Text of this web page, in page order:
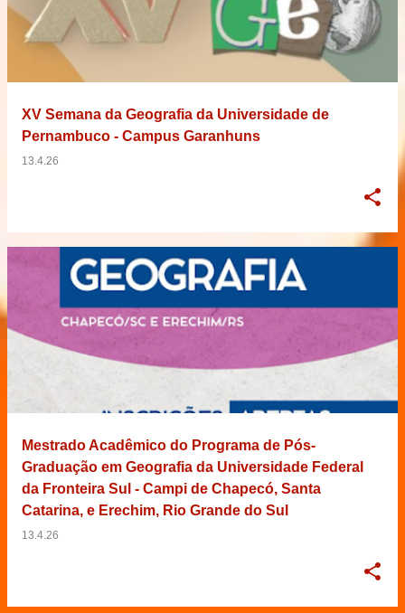
XV Semana da Geografia da Universidade de
Pernambuco - Campus Garanhuns
13.4.26
Mestrado Acadêmico do Programa de Pós-
Graduação em Geografia da Universidade Federal
da Fronteira Sul - Campi de Chapecó, Santa
Catarina, e Erechim, Rio Grande do Sul
13.4.26